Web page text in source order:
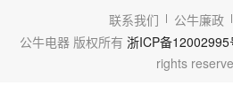
联系我们 公牛廉政
公牛电器 版权所有 浙ICP备12002995
rights